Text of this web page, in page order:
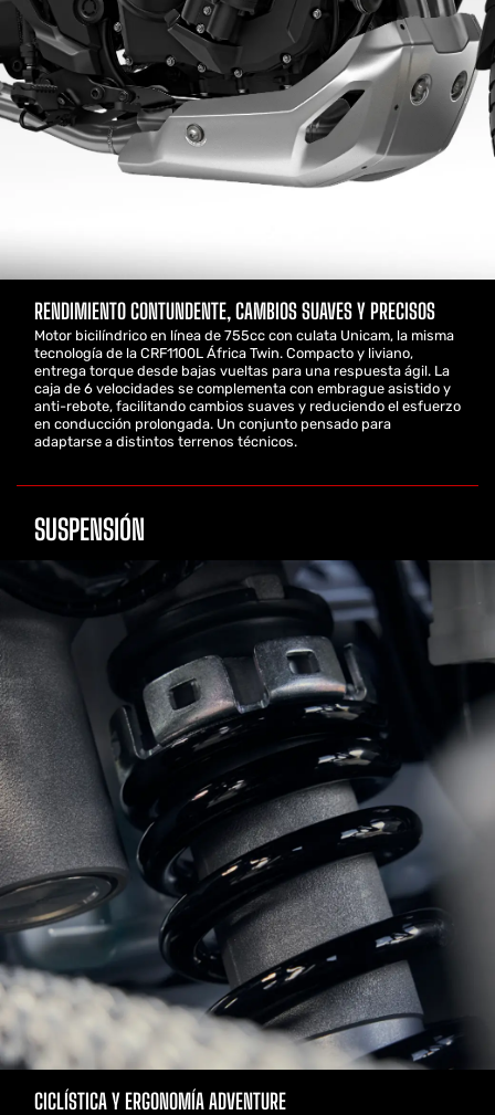
RENDIMIENTO CONTUNDENTE, CAMBIOS SUAVES Y PRECISOS
Motor bicilíndrico en línea de 755cc con culata Unicam, la misma
tecnología de la CRF1100L África Twin. Compacto y liviano,
entrega torque desde bajas vueltas para una respuesta ágil. La
caja de 6 velocidades se complementa con embrague asistido y
anti-rebote, facilitando cambios suaves y reduciendo el esfuerzo
en conducción prolongada. Un conjunto pensado para
adaptarse a distintos terrenos técnicos.
SUSPENSIÓN
CICLÍSTICA Y ERGONOMÍA ADVENTURE